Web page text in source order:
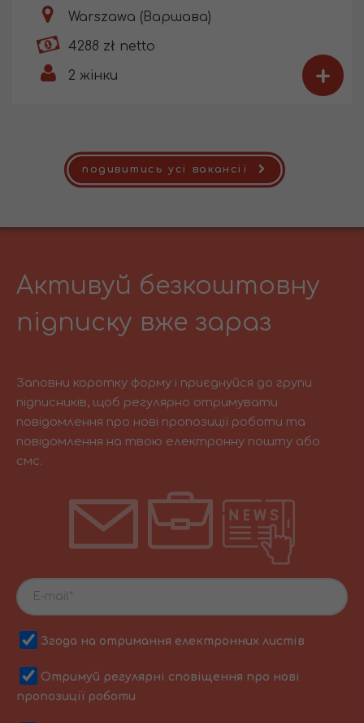
Warszawa (Варшава)
4288 zł netto
2 жінки +
подивитись усі вакансії
Активуй безкоштовну
підписку вже зараз
Заповни коротку форму і приєднуйся до групи
підписників, щоб регулярно отримувати
повідомлення про нові пропозиції роботи та
повідомлення на твою електронну пошту або
смс.
Згода на отримання електронних листів
Отримуй регулярні сповіщення про нові
пропозиції роботи